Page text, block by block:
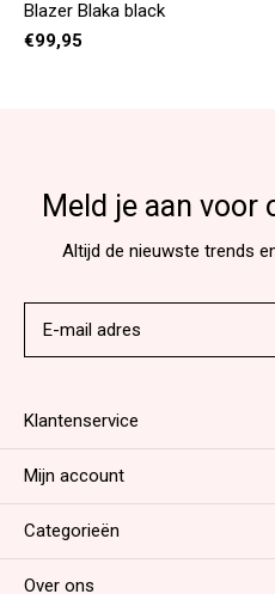
Blazer Blaka black
€99,95
Meld je aan
Altijd de nieuwste trends
Klantenservice
Mijn account
Categorieën
Over ons